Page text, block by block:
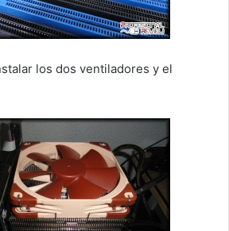
los dos ventiladores y el